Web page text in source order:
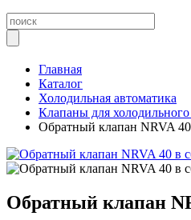
Главная
Каталог
Холодильная автоматика
Клапаны для
Обратный клапан NRVA
Обратный клапан